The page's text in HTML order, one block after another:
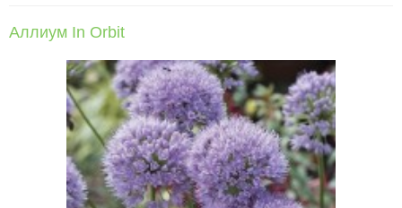
Аллиум In Orbit